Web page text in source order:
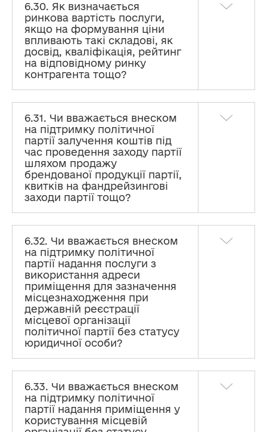
6.30. Як визначається
ринкова вартість послуги,
якщо на формування ціни
впливають такі складові, як
досвід, кваліфікація, рейтинг
на відповідному ринку
контрагента тощо?
6.31. Чи вважається внеском
на підтримку політичної
партії залучення коштів під
час проведення заходу партії
шляхом продажу
брендованої продукції партії,
квитків на фандрейзингові
заходи партії тощо?
6.32. Чи вважається внеском
на підтримку політичної
партії надання послуги з
використання адреси
приміщення для зазначення
місцезнаходження при
державній реєстрації
місцевої організації
політичної партії без статусу
юридичної особи?
6.33. Чи вважається внеском
на підтримку політичної
партії надання приміщення у
користування місцевій